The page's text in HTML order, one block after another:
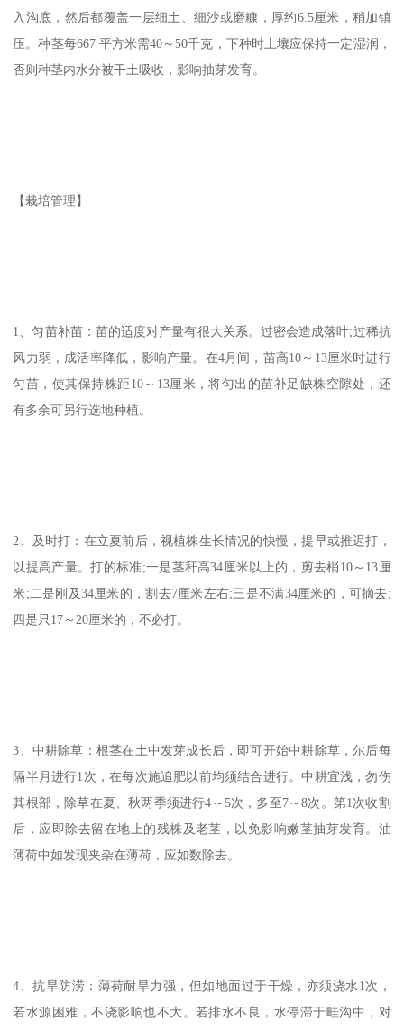
入沟底，然后都覆盖一层细土、细沙或磨糠，厚约6.5厘米，稍加镇
压。种茎每667 平方米需40～50千克，下种时土壤应保持一定湿润，
否则种茎内水分被干土吸收，影响抽芽发育。
【栽培管理】
1、匀苗补苗：苗的适度对产量有很大关系。过密会造成落叶;过稀抗
风力弱，成活率降低，影响产量。在4月间，苗高10～13厘米时进行
匀苗，使其保持株距10～13厘米，将匀出的苗补足缺株空隙处，还
有多余可另行选地种植。
2、及时打：在立夏前后，视植株生长情况的快慢，提早或推迟打，
以提高产量。打的标准;一是茎秆高34厘米以上的，剪去梢10～13厘
米;二是刚及34厘米的，割去7厘米左右;三是不满34厘米的，可摘去;
四是只17～20厘米的，不必打。
3、中耕除草：根茎在土中发芽成长后，即可开始中耕除草，尔后每
隔半月进行1次，在每次施追肥以前均须结合进行。中耕宜浅，勿伤
其根部，除草在夏、秋两季须进行4～5次，多至7～8次。第1次收割
后，应即除去留在地上的残株及老茎，以免影响嫩茎抽芽发育。油
薄荷中如发现夹杂在薄荷，应如数除去。
4、抗旱防涝：薄荷耐旱力强，但如地面过于干燥，亦须浇水1次，
若水源困难，不浇影响也不大。若排水不良，水停滞于畦沟中，对